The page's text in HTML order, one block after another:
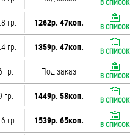
В СПИСОК
гр. 1262р. 47коп. В СПИСОК
гр. 1359р. 47коп. В СПИСОК
гр. Под заказ В СПИСОК
гр. 1449р. 58коп. В СПИСОК
гр. 1539р. 65коп. В СПИСОК